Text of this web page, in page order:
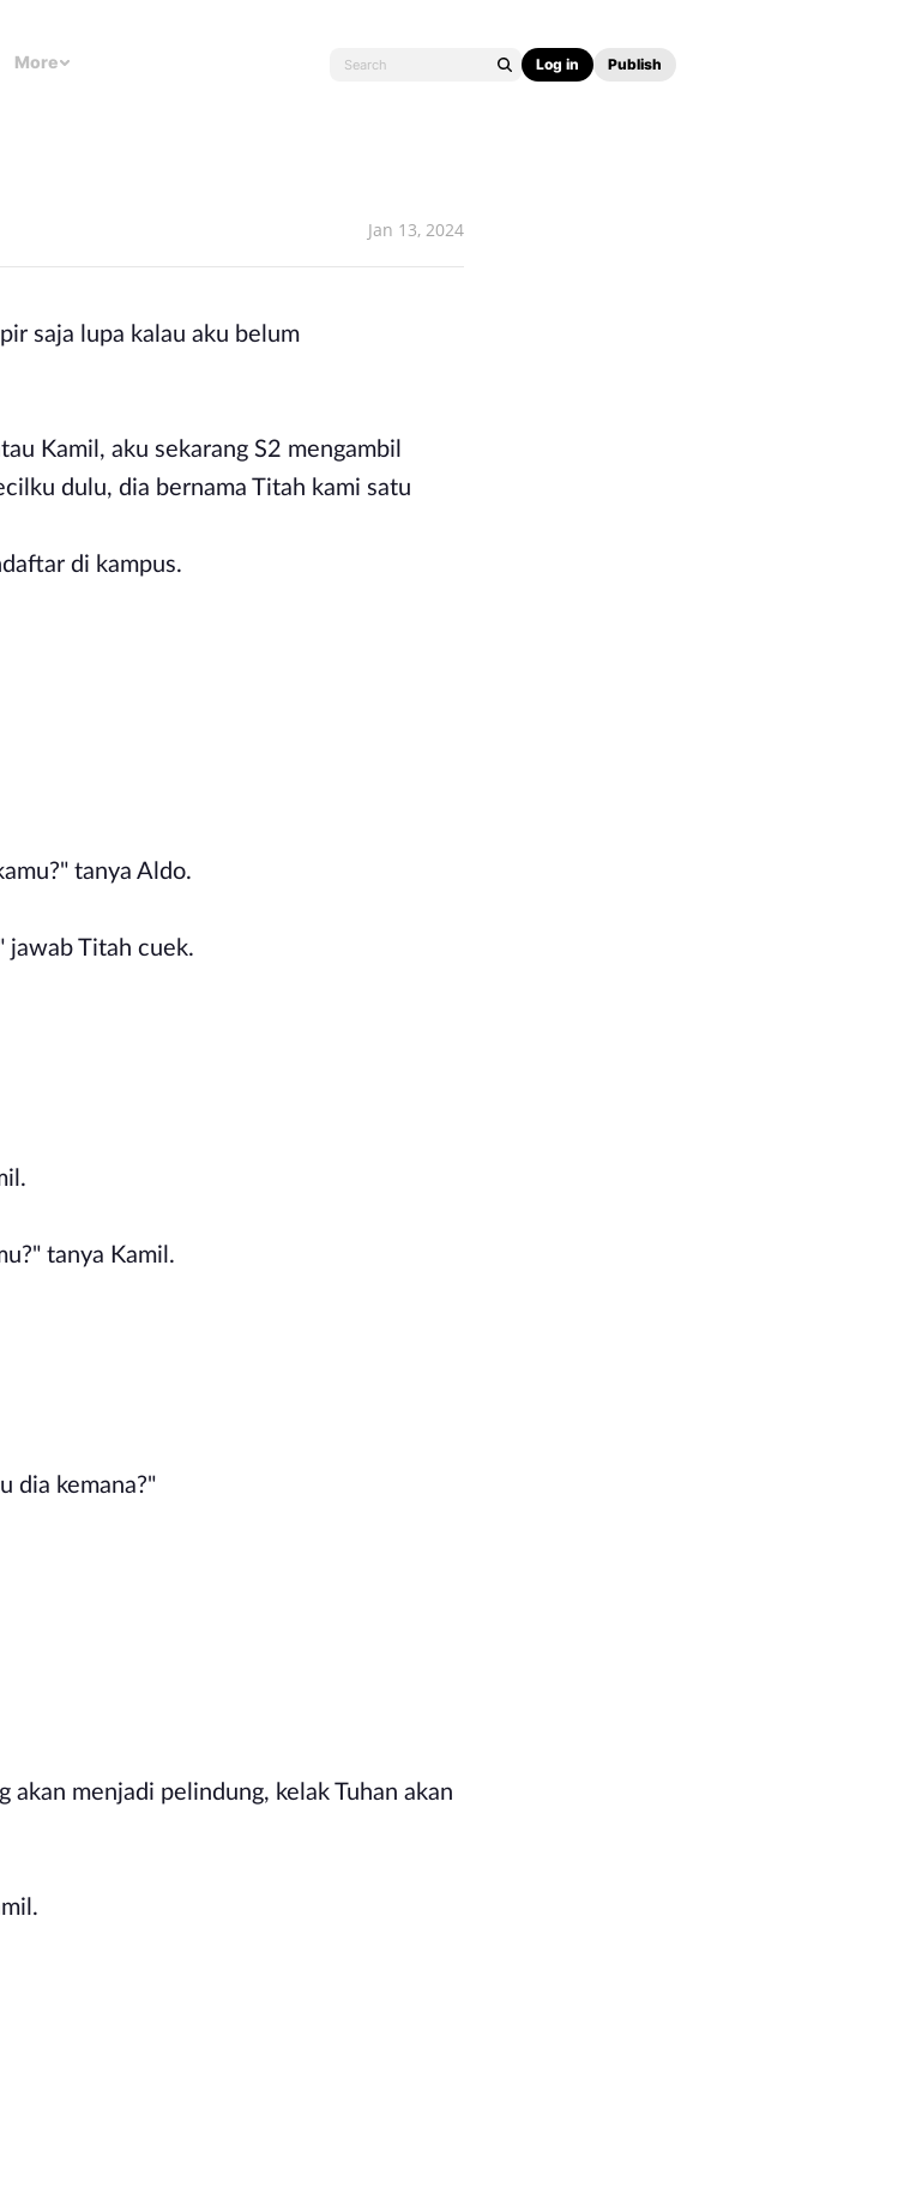
More Log in Publish
Jan 13, 2024
saja lupa kalau aku belum
Kamil, aku sekarang S2 mengambil
dulu, dia bernama Titah kami satu
di kampus.
tanya Aldo.
jawab Titah cuek.
tanya Kamil.
dia kemana?"
menjadi pelindung, kelak Tuhan akan